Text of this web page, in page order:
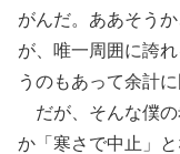
がんだ。ああそう
が、唯一周囲に誇
うのもあって余計
だが、そんな僕の
か「寒さで中止」